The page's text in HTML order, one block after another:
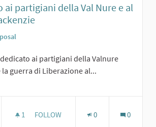
ai partigiani della Val Nure e al
ai partigiani della Valnure
guerra di Liberazione al...
1 1 FOLLOWER
FOLLOW 0 0